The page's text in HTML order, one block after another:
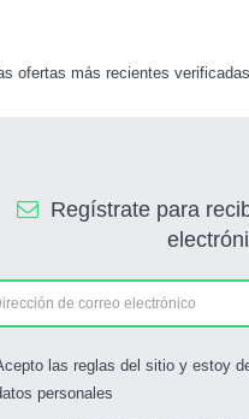
ofertas más recientes
Regístrate para
las reglas del sitio y estoy
personales